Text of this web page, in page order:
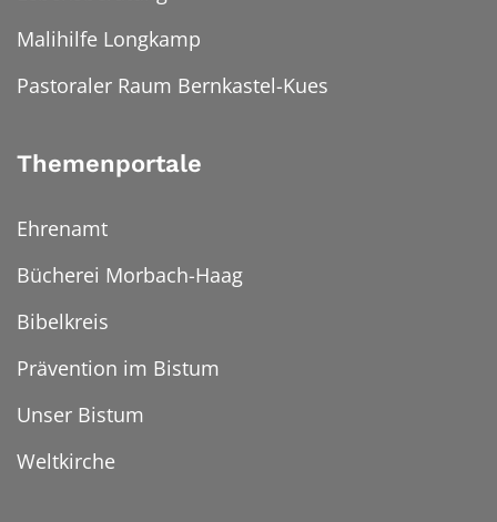
Malihilfe Longkamp
Pastoraler Raum Bernkastel-Kues
Themenportale
Ehrenamt
Bücherei Morbach-Haag
Bibelkreis
Prävention im Bistum
Unser Bistum
Weltkirche